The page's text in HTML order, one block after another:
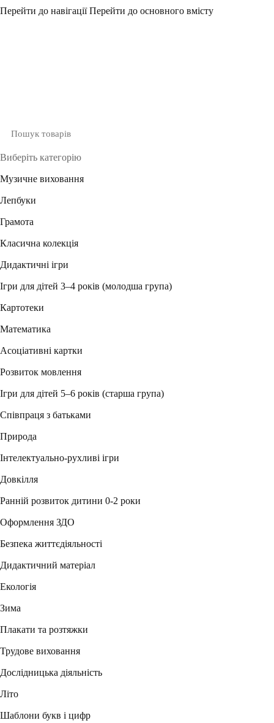
Перейти до навігаціїПерейти до основного вмісту
Виберіть категорію
Музичне виховання
Лепбуки
Грамота
Класична колекція
Дидактичні ігри
Ігри для дітей 3–4 років (молодша група)
Картотеки
Математика
Асоціативні картки
Розвиток мовлення
Ігри для дітей 5–6 років (старша група)
Співпраця з батьками
Природа
Інтелектуально-рухливі ігри
Довкілля
Ранній розвиток дитини 0-2 роки
Оформлення ЗДО
Безпека життєдіяльності
Дидактичний матеріал
Екологія
Зима
Плакати та розтяжки
Трудове виховання
Дослідницька діяльність
Літо
Шаблони букв і цифр